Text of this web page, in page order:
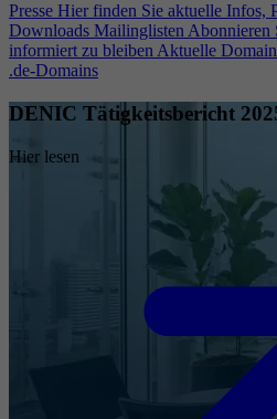
Presse Hier finden Sie aktuelle Infos,
Downloads Mailinglisten Abonnieren
informiert zu bleiben Aktuelle
.de-Domains
DENIC Tätigkeitsbericht
Hier lesen